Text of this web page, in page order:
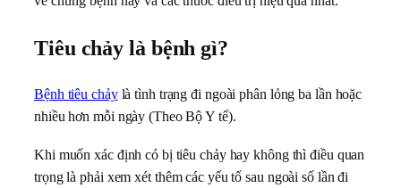
Tiêu chảy là bệnh gì?
Bệnh tiêu chảylà tình trạng đi ngoài phân lỏng ba lần hoặc
nhiều hơn mỗi ngày (Theo Bộ Y tế).
Khi muốn xác định có bị tiêu chảy hay không thì điều quan
trọng là phải xem xét thêm các yếu tố sau ngoài số lần đi